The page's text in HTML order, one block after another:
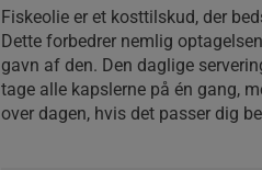
Fiskeolie er et kosttilskud, der
Dette forbedrer nemlig
gavn af den. Den daglige
tage alle kapslerne på én gang,
over dagen, hvis det passer dig